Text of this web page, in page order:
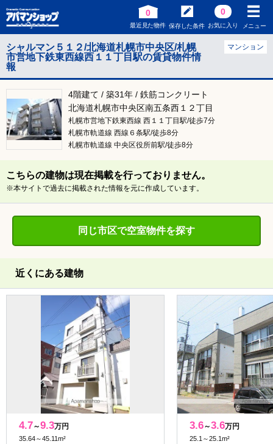
0
最近見た物件 保存した条件
0
お気に入り メニュー
シャルマン５１２/北海道札幌市中央区/札幌
市営地下鉄東西線西１１丁目駅の賃貸物件情
報
マンション
4階建て / 築31年 / 鉄筋コンクリート
北海道札幌市中央区南五条西１２丁目
札幌市営地下鉄東西線 西１１丁目駅/徒歩7分
札幌市軌道線 西線６条駅/徒歩8分
札幌市軌道線 中央区役所前駅/徒歩8分
こちらの建物は現在掲載を行っておりません。
※本サイトで過去に掲載された情報を元に作成しています。
同じ市区で空室物件を探す
近くにある建物
4.7～9.3万円
35.64～45.11m²
3.6～3.6万円
25.1～25.1m²